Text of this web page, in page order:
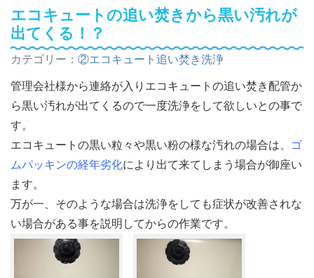
エコキュートの追い焚きから黒い汚れが
出てくる！？
カテゴリー： ②エコキュート追い焚き洗浄
管理会社様から連絡が入りエコキュートの追い焚き配管か
ら黒い汚れが出てくるので一度洗浄をして欲しいとの事で
す。
エコキュートの黒い粒々や黒い粉の様な汚れの場合は、
ゴ
ムパッキンの経年劣化により出て来てしまう場合が御座い
ます。
万が一、そのような場合は洗浄をしても症状が改善されな
い場合がある事を説明してからの作業です。